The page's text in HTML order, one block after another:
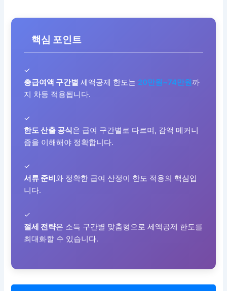
핵심 포인트
✓
총급여액 구간별 세액공제 한도는 20만원~74만원 까
지 차등 적용됩니다.
✓
한도 산출 공식은 급여 구간별로 다르며, 감액 메커니
즘을 이해해야 정확합니다.
✓
서류 준비와 정확한 급여 산정이 한도 적용의 핵심입
니다.
✓
절세 전략은 소득 구간별 맞춤형으로 세액공제 한도를
최대화할 수 있습니다.